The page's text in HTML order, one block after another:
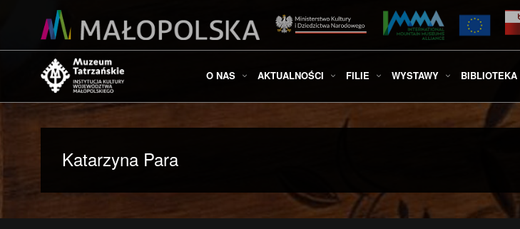
O NAS AKTUALNOŚCI FILIE WYSTAWY BIBLIOTEKA
Katarzyna Para